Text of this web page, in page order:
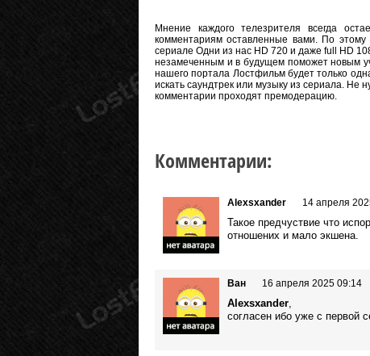
Мнение каждого телезрителя всегда
комментариям оставленные вами. По
сериале Одни из нас HD 720 и даже full HD
незамеченным и в будущем поможет новым
нашего портала Лостфильм будет только
искать саундтрек или музыку из сериала. Не
комментарии проходят премодерацию.
Комментарии:
Alexsxander 14 апреля
Такое предчуствие что
отношених и мало экшена.
Ван 16 апреля 2025 09:14
Alexsxander,
согласен ибо уже с первой